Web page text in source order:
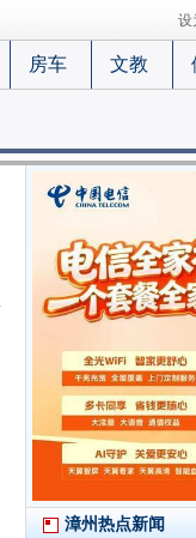
设
房车 文教
漳州热点新闻